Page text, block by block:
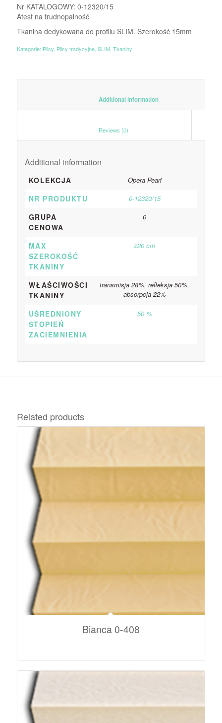
Nr KATALOGOWY: 0-12320/15
Atest na trudnopalność
Tkanina dedykowana do profilu SLIM. Szerokość 15mm
Kategorie: Plisy, Plisy tradycyjne, SLIM, Tkaniny
						Additional information
Additional information
KOLEKCJA Opera Pearl
NR PRODUKTU 0-12320/15
GRUPA
CENOWA
0
MAX
SZEROKOŚĆ
TKANINY
220 cm
WŁAŚCIWOŚCI
TKANINY
transmisja 28%, refleksja 50%,
absorpcja 22%
UŚREDNIONY
STOPIEŃ
ZACIEMNIENIA
50 %
Related products
Bianca 0-408